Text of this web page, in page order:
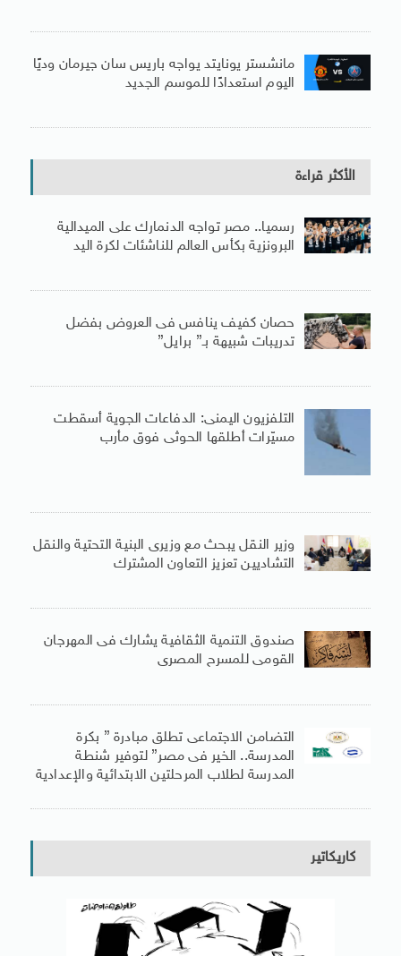
مانشستر يونايتد يواجه باريس سان جيرمان وديًا
اليوم استعدادًا للموسم الجديد
الأكثر قراءة
رسميا.. مصر تواجه الدنمارك على الميدالية
البرونزية بكأس العالم للناشئات لكرة اليد
حصان كفيف ينافس فى العروض بفضل
تدريبات شبيهة بـ” برايل”
التلفزيون اليمنى: الدفاعات الجوية أسقطت
مسيّرات أطلقها الحوثى فوق مأرب
وزير النقل يبحث مع وزيرى البنية التحتية والنقل
التشاديين تعزيز التعاون المشترك
صندوق التنمية الثقافية يشارك فى المهرجان
القومى للمسرح المصرى
التضامن الاجتماعى تطلق مبادرة ” بكرة
المدرسة.. الخير فى مصر” لتوفير شنطة
المدرسة لطلاب المرحلتين الابتدائية والإعدادية
كاريكاتير